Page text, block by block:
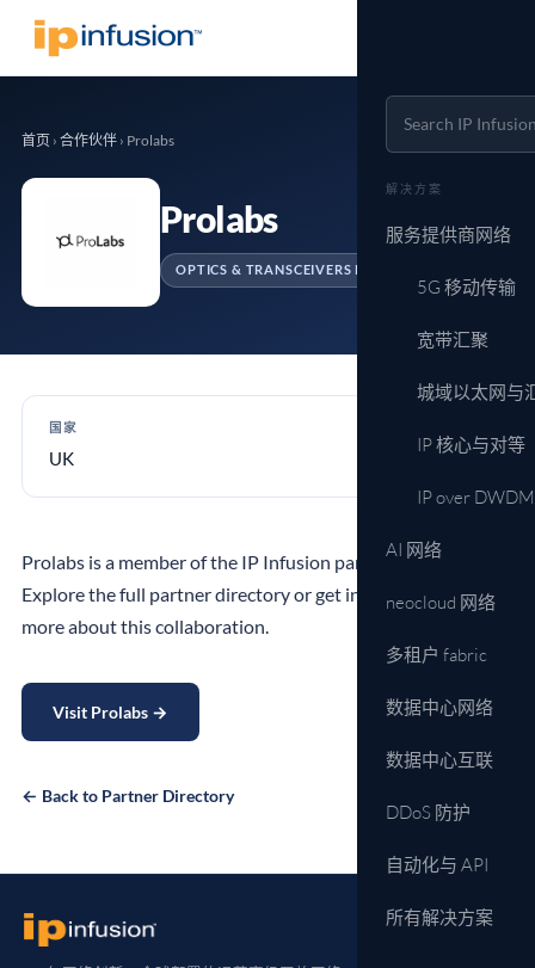
解决方案
服务提供商网络
5G 移动传输
宽带汇聚
城域以太网与
IP 核心与对等
IP over
AI 网络
neocloud 网络
多租户 fabric
数据中心网络
数据中心互联
DDoS 防护
自动化与 API
所有解决方案
首页 › 合作伙伴 › Prolabs
Prolabs
OPTICS & TRANSCEIVERS PARTNER
国家
UK
Prolabs is a member of the IP Infusion partner ecosystem.
Explore the full partner directory or get in touch to learn
more about this collaboration.
Visit Prolabs →
← Back to Partner Directory